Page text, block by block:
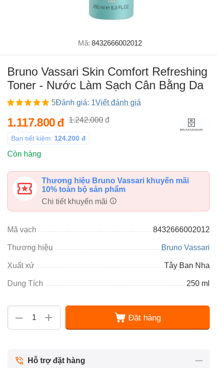
Mã: 8432666002012
Bruno Vassari Skin Comfort Refreshing
Toner - Nước Làm Sạch Cân Bằng Da
5Đánh giá: 1Viết đánh giá
1.117.800đ 1.242.000 đ
Bạn tiết kiệm: 124.200 đ
Còn hàng
Thương hiệu Bruno Vassari khuyến mãi
10% toàn bộ sản phẩm
Chi tiết khuyến mãi
Mã vạch 8432666002012
Thương hiệu Bruno Vassari
Xuất xứ Tây Ban Nha
Dung Tích 250 ml
+
− Đặt hàng
Hỗ trợ đặt hàng